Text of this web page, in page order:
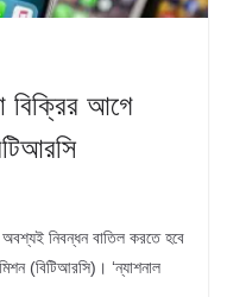
বিক্রির আগে
নিবন্ধন বাতিল করতে হবে
(বিটিআরসি)। ‘ন্যাশনাল